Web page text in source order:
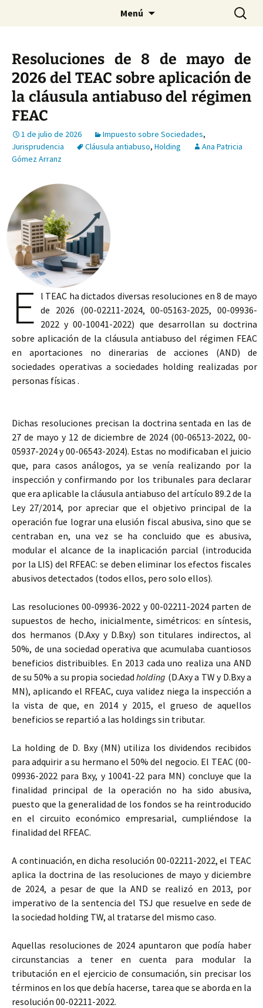
Menú Buscar:
Resoluciones de 8 de mayo de
2026 del TEAC sobre aplicación de
la cláusula antiabuso del régimen
FEAC
1 de julio de 2026 Impuesto sobre Sociedades,
Jurisprudencia
Cláusula antiabuso, Holding
Ana Patricia
Gómez Arranz
E l TEAC ha dictados diversas resoluciones en 8 de mayo
de 2026 (00-02211-2024, 00-05163-2025, 00-09936-
2022 y 00-10041-2022) que desarrollan su doctrina
sobre aplicación de la cláusula antiabuso del régimen FEAC
en aportaciones no dinerarias de acciones (AND) de
sociedades operativas a sociedades holding realizadas por
personas físicas .
Dichas resoluciones precisan la doctrina sentada en las de
27 de mayo y 12 de diciembre de 2024 (00-06513-2022, 00-
05937-2024 y 00-06543-2024). Estas no modificaban el juicio
que, para casos análogos, ya se venía realizando por la
inspección y confirmando por los tribunales para declarar
que era aplicable la cláusula antiabuso del artículo 89.2 de la
Ley 27/2014, por apreciar que el objetivo principal de la
operación fue lograr una elusión fiscal abusiva, sino que se
centraban en, una vez se ha concluido que es abusiva,
modular el alcance de la inaplicación parcial (introducida
por la LIS) del RFEAC: se deben eliminar los efectos fiscales
abusivos detectados (todos ellos, pero solo ellos).
Las resoluciones 00-09936-2022 y 00-02211-2024 parten de
supuestos de hecho, inicialmente, simétricos: en síntesis,
dos hermanos (D.Axy y D.Bxy) son titulares indirectos, al
50%, de una sociedad operativa que acumulaba cuantiosos
beneficios distribuibles. En 2013 cada uno realiza una AND
de su 50% a su propia sociedadholding (D.Axy a TW y D.Bxy a
MN), aplicando el RFEAC, cuya validez niega la inspección a
la vista de que, en 2014 y 2015, el grueso de aquellos
beneficios se repartió a las holdings sin tributar.
La holding de D. Bxy (MN) utiliza los dividendos recibidos
para adquirir a su hermano el 50% del negocio. El TEAC (00-
09936-2022 para Bxy, y 10041-22 para MN) concluye que la
finalidad principal de la operación no ha sido abusiva,
puesto que la generalidad de los fondos se ha reintroducido
en el circuito económico empresarial, cumpliéndose la
finalidad del RFEAC.
A continuación, en dicha resolución 00-02211-2022, el TEAC
aplica la doctrina de las resoluciones de mayo y diciembre
de 2024, a pesar de que la AND se realizó en 2013, por
imperativo de la sentencia del TSJ que resuelve en sede de
la sociedad holding TW, al tratarse del mismo caso.
Aquellas resoluciones de 2024 apuntaron que podía haber
circunstancias a tener en cuenta para modular la
tributación en el ejercicio de consumación, sin precisar los
términos en los que debía hacerse, tarea que se aborda en la
resolución 00-02211-2022.